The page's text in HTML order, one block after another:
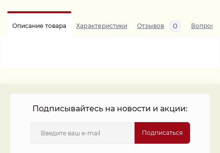
Описание товара Характеристики Отзывов 0 Вопросы
Подписывайтесь на новости и акции:
Подписаться